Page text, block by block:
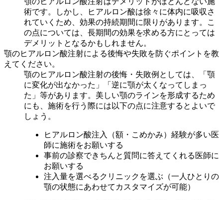
術です。しかし、ヒアルロン酸は徐々に体内に吸収さ
れていくため、効果の持続期間に限りがあります。こ
の点については、長期間の効果を求める方にとっては
デメリットとなるかもしれません。
顎のヒアルロン酸注射による後悔や失敗を防ぐポイントを教
えてください。
顎のヒアルロン酸注射の後悔・失敗例としては、「顎
に変化が出なかった」「逆に顎が太くなってしまっ
た」等があります。美しい顎のラインを形成するため
にも、施術を行う際には以下の点に注意するとよいで
しょう。
ヒアルロン酸注入（額・こめかみ）経験が多い医
師に施術をお願いする
事前の診察できちんと質問に答えてくれる医師に
お願いする
注入量を選べるクリニックを選ぶ（一人ひとりの
顎の状態にあわせてカスタマイズが可能）